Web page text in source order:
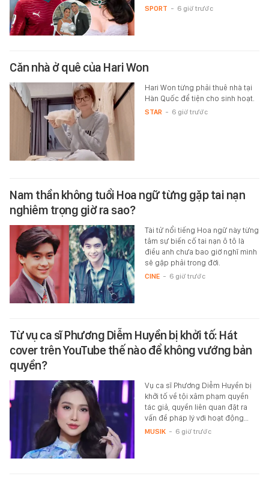
SPORT - 6 giờ trước
Căn nhà ở quê của Hari Won
Hari Won từng phải thuê nhà tại
Hàn Quốc để tiện cho sinh hoạt.
STAR - 6 giờ trước
Nam thần không tuổi Hoa ngữ từng gặp tai nạn
nghiêm trọng giờ ra sao?
Tài tử nổi tiếng Hoa ngữ này từng
tâm sự biến cố tai nạn ô tô là
điều anh chưa bao giờ nghĩ mình
sẽ gặp phải trong đời.
CINE - 6 giờ trước
Từ vụ ca sĩ Phương Diễm Huyền bị khởi tố: Hát
cover trên YouTube thế nào để không vướng bản
quyền?
Vụ ca sĩ Phương Diễm Huyền bị
khởi tố về tội xâm phạm quyền
tác giả, quyền liên quan đặt ra
vấn đề pháp lý với hoạt động…
MUSIK - 6 giờ trước